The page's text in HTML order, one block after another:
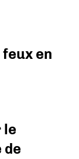
en
le
de